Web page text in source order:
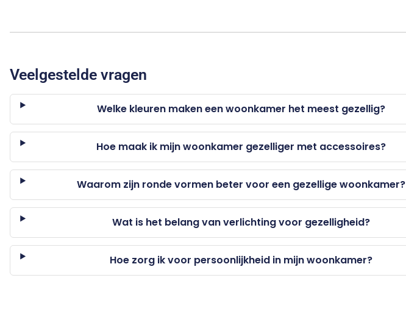
Veelgestelde vragen
Welke kleuren maken een woonkamer het meest gezellig?
Hoe maak ik mijn woonkamer gezelliger met accessoires?
Waarom zijn ronde vormen beter voor een gezellige woonkamer?
Wat is het belang van verlichting voor gezelligheid?
Hoe zorg ik voor persoonlijkheid in mijn woonkamer?